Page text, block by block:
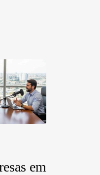
em